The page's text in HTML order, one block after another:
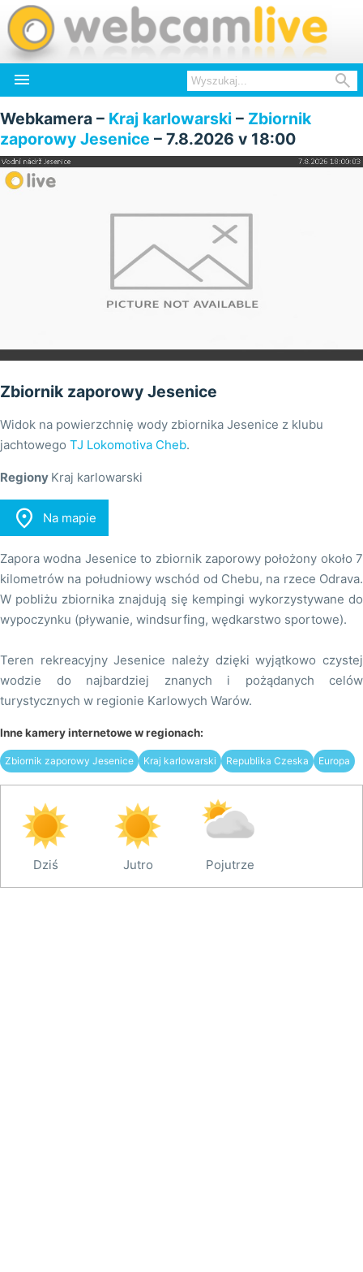
 
Webkamera – Kraj karlowarski – Zbiornik
zaporowy Jesenice – 7.8.2026 v 18:00
Zbiornik zaporowy Jesenice
Widok na powierzchnię wody zbiornika Jesenice z klubu
jachtowego TJ Lokomotiva Cheb.
Regiony Kraj karlowarski
 Na mapie
Zapora wodna Jesenice to zbiornik zaporowy położony około 7
kilometrów na południowy wschód od Chebu, na rzece Odrava.
W pobliżu zbiornika znajdują się kempingi wykorzystywane do
wypoczynku (pływanie, windsurfing, wędkarstwo sportowe).
Teren rekreacyjny Jesenice należy dzięki wyjątkowo czystej
wodzie do najbardziej znanych i pożądanych celów
turystycznych w regionie Karlowych Warów.
Inne kamery internetowe w regionach:
Zbiornik zaporowy Jesenice Kraj karlowarski Republika Czeska Europa
Dziś Jutro Pojutrze